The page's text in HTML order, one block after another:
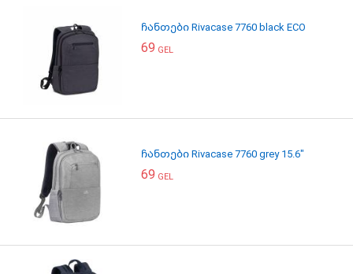
ჩანთები Rivacase 7760 black ECO
69 GEL
ჩანთები Rivacase 7760 grey 15.6"
69 GEL